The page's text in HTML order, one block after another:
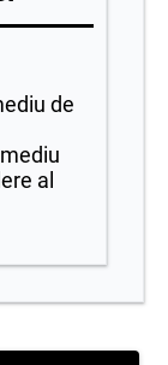
de
al